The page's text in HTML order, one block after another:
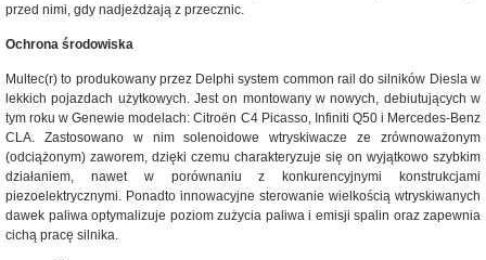
przed nimi, gdy nadjeżdżają z przecznic.
Ochrona środowiska
Multec(r) to produkowany przez Delphi system common rail do silników Diesla w
lekkich pojazdach użytkowych. Jest on montowany w nowych, debiutujących w
tym roku w Genewie modelach: Citroën C4 Picasso, Infiniti Q50 i Mercedes-Benz
CLA. Zastosowano w nim solenoidowe wtryskiwacze ze zrównoważonym
(odciążonym) zaworem, dzięki czemu charakteryzuje się on wyjątkowo szybkim
działaniem, nawet w porównaniu z konkurencyjnymi konstrukcjami
piezoelektrycznymi. Ponadto innowacyjne sterowanie wielkością wtryskiwanych
dawek paliwa optymalizuje poziom zużycia paliwa i emisji spalin oraz zapewnia
cichą pracę silnika.